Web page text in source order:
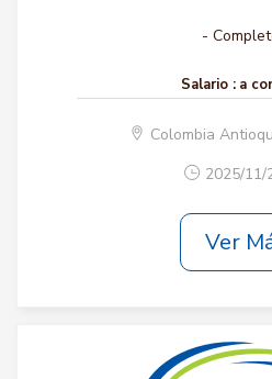
-
Salario : a
Colombia
2025/11/
Ver